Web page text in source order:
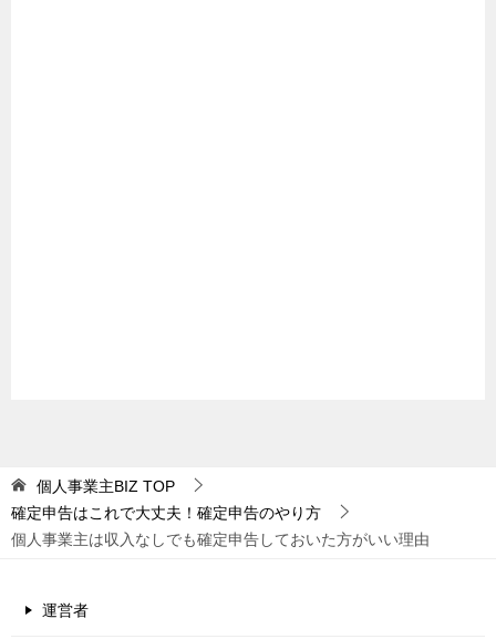
個人事業主BIZ TOP
確定申告はこれで大丈夫！確定申告のやり方
個人事業主は収入なしでも確定申告しておいた方がいい理由
運営者